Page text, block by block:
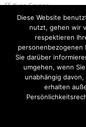
FF-Kues-Gruppe
BeKu WL
S-1 SONDERLAGE
Startseite Einsätze
Theme byThink
Diese Website
nutzt, gehen wir
respektieren
personenbezogenen
Sie darüber
umgehen, wenn
unabhängig
erhalten